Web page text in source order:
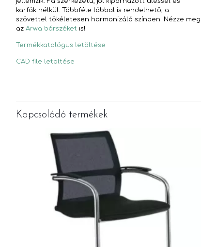
karfák nélkül. Többféle lábbal is rendelhető, a
szövettel tökéletesen harmonizáló színben. Nézze meg
az Arwa bárszéket is!
Termékkatalógus letöltése
CAD file letöltése
Kapcsolódó termékek